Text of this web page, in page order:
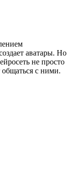
аватары. Но
не просто
общаться с ними.